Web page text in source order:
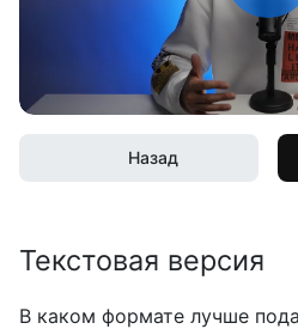
Назад
Текстовая версия
В каком формате лучше